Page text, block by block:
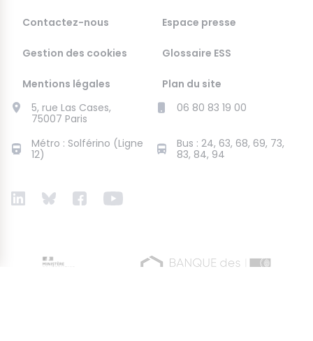
5, rue Las Cases,
75007 Paris
06 80 83 19 00
Métro : Solférino (Ligne
12)
Bus : 24, 63, 68, 69, 73,
83, 84, 94
Contactez-nous Espace presse
Gestion des cookies Glossaire ESS
Mentions légales Plan du site